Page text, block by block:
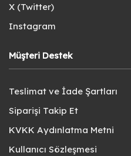
X (Twitter)
Instagram
Müşteri Destek
Teslimat ve İade Şartları
Siparişi Takip Et
KVKK Aydınlatma Metni
Kullanıcı Sözleşmesi